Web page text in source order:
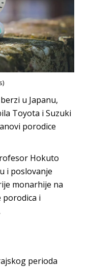
u Japanu,
Toyota i Suzuki
porodice
Hokuto
i poslovanje
monarhije na
porodica i
perioda